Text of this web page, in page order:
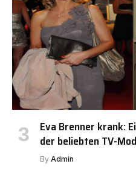
Eva Brenner krank:
der beliebten TV-
By Admin